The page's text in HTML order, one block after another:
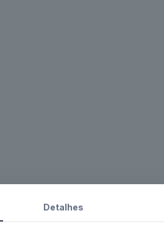
Detalhes